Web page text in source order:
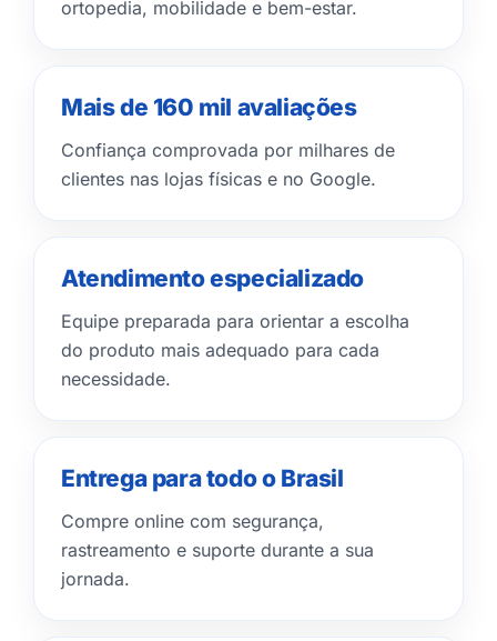
ortopedia, mobilidade e bem-estar.
Mais de 160 mil avaliações
Confiança comprovada por milhares de
clientes nas lojas físicas e no Google.
Atendimento especializado
Equipe preparada para orientar a escolha
do produto mais adequado para cada
necessidade.
Entrega para todo o Brasil
Compre online com segurança,
rastreamento e suporte durante a sua
jornada.